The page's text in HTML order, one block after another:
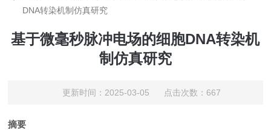
DNA转染机制仿真研究
基于微毫秒脉冲电场的细胞DNA转染机
制仿真研究
更新时间：2025-03-05 点击次数：667
摘要